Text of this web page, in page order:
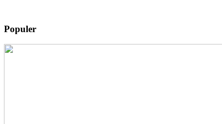
Populer